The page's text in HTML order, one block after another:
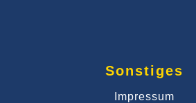
Sonstiges
Impressum